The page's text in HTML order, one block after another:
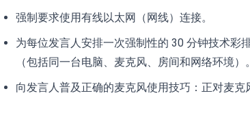
强制要求使用有线以太网（网线）连接。
为每位发言人安排一次强制性的 30 分钟技术彩
（包括同一台电脑、麦克风、房间和网络环境）。
向发言人普及正确的麦克风使用技巧：正对麦克